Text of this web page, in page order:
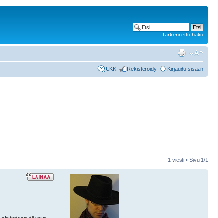
Tarkennettu haku
UKK Rekisteröidy Kirjaudu sisään
1 viesti • Sivu 1/1